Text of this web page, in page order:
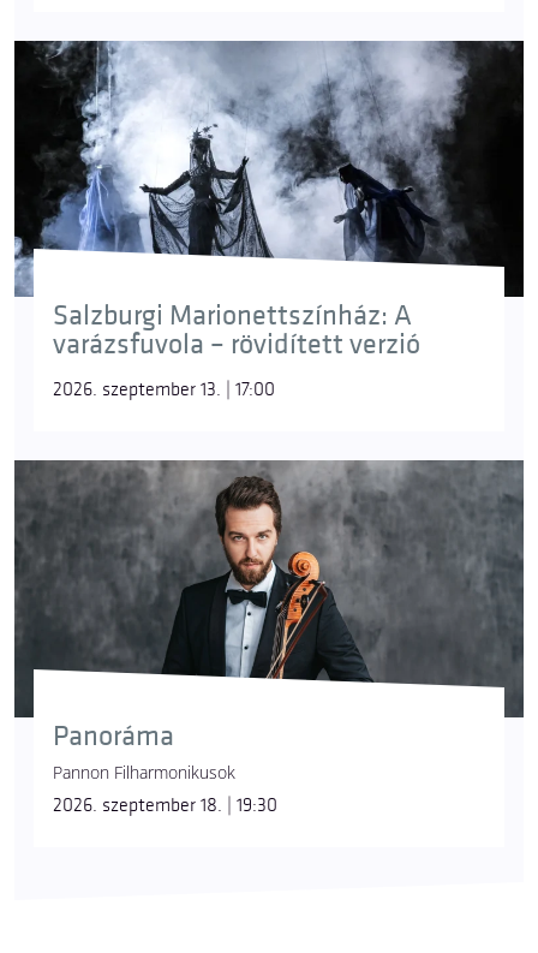
Salzburgi Marionettszínház: A
varázsfuvola – rövidített verzió
2026. szeptember 13. | 17:00
Panoráma
Pannon Filharmonikusok
2026. szeptember 18. | 19:30